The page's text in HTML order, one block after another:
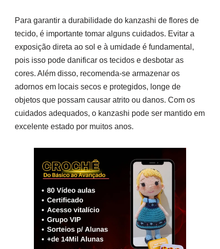
Para garantir a durabilidade do kanzashi de flores de
tecido, é importante tomar alguns cuidados. Evitar a
exposição direta ao sol e à umidade é fundamental,
pois isso pode danificar os tecidos e desbotar as
cores. Além disso, recomenda-se armazenar os
adornos em locais secos e protegidos, longe de
objetos que possam causar atrito ou danos. Com os
cuidados adequados, o kanzashi pode ser mantido em
excelente estado por muitos anos.